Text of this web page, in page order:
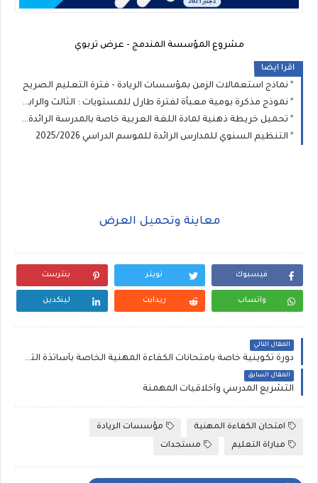
مشروع المؤسسة المندمج - عرض تربوي
اقرا ايضا
نماذج استعمالات الزمن بمؤسسات الريادة - فترة التعليم الصريح
نموذج مذكرة يومية معبأة لفترة طارل للمستويات : الثالث والرابع والخامس والسادس
تحميل خريطة ذهنية لمادة اللغة العربية خاصة بالمدرسة الرائدة PDF
التنظيم السنوي للمدارس الرائدة للموسم الدراسي 2025/2026
معاينة وتحميل العرض
فيسبوك تويتر بنترست
واتساب ريدايت لينكدين
المقال التالي
دورة تكوينية خاصة بامتحانات الكفاءة المهنية الخاصة بأساتذة التعليم الابتدائي2024
المقال السابق
التشريع المدرسي وأخلاقيات المهمنة
امتحان الكفاءة المهنية
مؤسسات الريادة
مباراة التعليم
مستجدات